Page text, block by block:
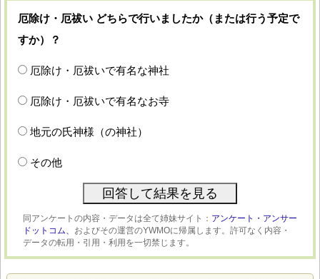
厄除け・厄祓い どちらで行いましたか（または行う予定で
すか）？
厄除け・厄祓いで有名な神社
厄除け・厄祓いで有名なお寺
地元の氏神様（の神社）
その他
同アンケートの内容・データは全て姉妹サイト： アンケート・アンサー
ドットコム、 およびその運営のYWMOに帰属します。許可なく内容・
データの転用・引用・利用を一切禁じます。